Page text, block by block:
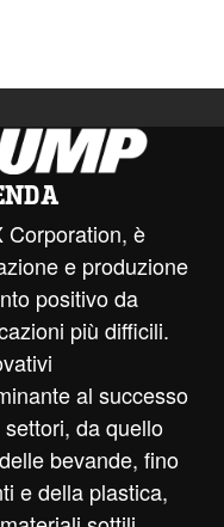
Corporation, è
e produzione
positivo da
più difficili.
al successo
da quello
bevande, fino
e della plastica,